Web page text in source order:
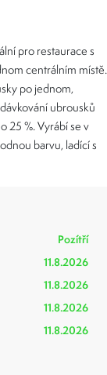
pro restaurace s
centrálním místě.
po jednom,
ubrousků
25 %. Vyrábí se v
barvu, ladící s
Pozítří
11.8.2026
11.8.2026
11.8.2026
11.8.2026